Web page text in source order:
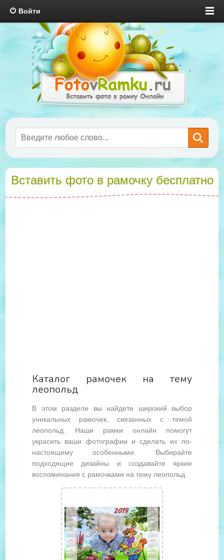
Войти
Вставить фото в рамочку бесплатно
Каталог рамочек на тему
леопольд
В этом разделе вы найдете широкий выбор
уникальных рамочек, связанных с темой
леопольд. Наши рамки онлайн помогут
украсить ваши фотографии и сделать их по-
настоящему особенными. Выбирайте
подходящие дизайны и создавайте яркие
воспоминания с рамочками на тему леопольд.